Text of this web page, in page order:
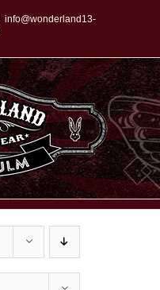
info@wonderland13-